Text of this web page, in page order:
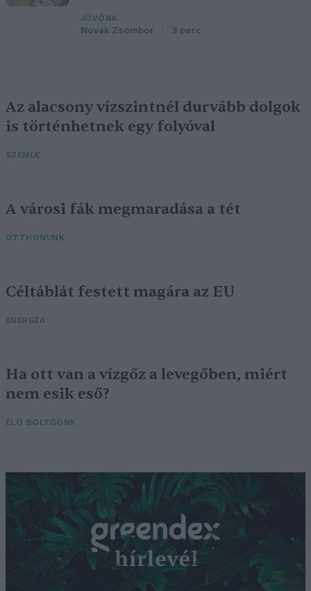
JÖVŐNK
Novák Zsombor 3 perc
Az alacsony vízszintnél durvább dolgok
is történhetnek egy folyóval
SZEMLE
A városi fák megmaradása a tét
OTTHONUNK
Céltáblát festett magára az EU
ENERGIA
Ha ott van a vízgőz a levegőben, miért
nem esik eső?
ÉLŐ BOLYGÓNK